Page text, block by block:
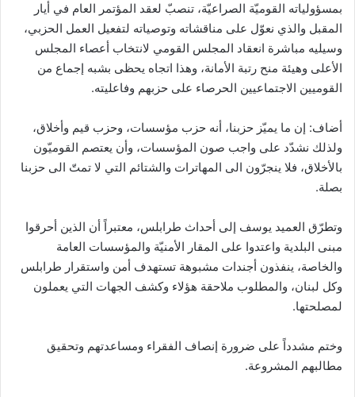
بمسؤولياته القوميّة الصراعيّة، تنصبّ لعقد المؤتمر العام في أيار
المقبل والذي نعوّل على مناقشاته وتوصياته لتفعيل العمل الحزبي،
وسيليه مباشرة انعقاد المجلس القومي لانتخاب أعصاء المجلس
الأعلى وهيئة منح رتبة الأمانة، وهذا اتجاه يحظى بشبه إجماع من
القوميين الاجتماعيين الحرصاء على حزبهم وفاعليته.
أضاف: إن ما يميّز حزبنا، أنه حزب مؤسسات، وحزب قيم وأخلاق،
ولذلك نشدّد على واجب صون المؤسسات، وأن يعتصم القوميّون
بالأخلاق، فلا ينجرّون الى المهاترات والشتائم التي لا تمتّ الى حزبنا
بصلة.
وتطرّق العميد يوسف إلى أحداث طرابلس، معتبراً أن الذين أحرقوا
مبنى البلدية واعتدوا على المقار الأمنيّة والمؤسسات العامة
والخاصة، ينفذون أجندات مشبوهة تستهدف أمن واستقرار طرابلس
وكل لبنان، والمطلوب ملاحقة هؤلاء وكشف الجهات التي يعملون
لمصلحتها.
وختم مشدداً على ضرورة إنصاف الفقراء ومساعدتهم وتحقيق
مطالبهم المشروعة.